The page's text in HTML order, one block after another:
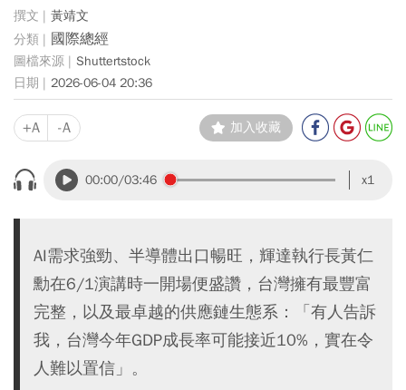
黃靖文
國際總經
Shuttertstock
2026-06-04 20:36
+A -A 加入收藏
00:00/03:46 x1
AI需求強勁、半導體出口暢旺，輝達執行長黃仁
勳在6/1演講時一開場便盛讚，台灣擁有最豐富
完整，以及最卓越的供應鏈生態系：「有人告訴
我，台灣今年GDP成長率可能接近10%，實在令
人難以置信」。